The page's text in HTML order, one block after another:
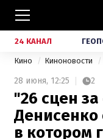
24 КАНАЛ
Кино Киноновости
28 июня, 12:25 2
"26 сцен
Денисенко
в котором